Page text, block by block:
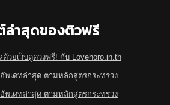
ล่าสุดของติวฟรี
วยเว็บดูดวงฟรี! กับ Lovehoro.in.th
พเดทล่าสุด ตามหลักสูตรกระทรวง
พเดทล่าสุด ตามหลักสูตรกระทรวง